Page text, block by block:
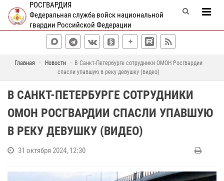
РОСГВАРДИЯ
Федеральная служба войск национальной
гвардии Российской Федерации
Главная Новости
В Санкт-Петербурге сотрудники ОМОН Росгвардии
спасли упавшую в реку девушку (видео)
В САНКТ-ПЕТЕРБУРГЕ СОТРУДНИКИ
ОМОН РОСГВАРДИИ СПАСЛИ УПАВШУЮ
В РЕКУ ДЕВУШКУ (ВИДЕО)
31 октября 2024, 12:30